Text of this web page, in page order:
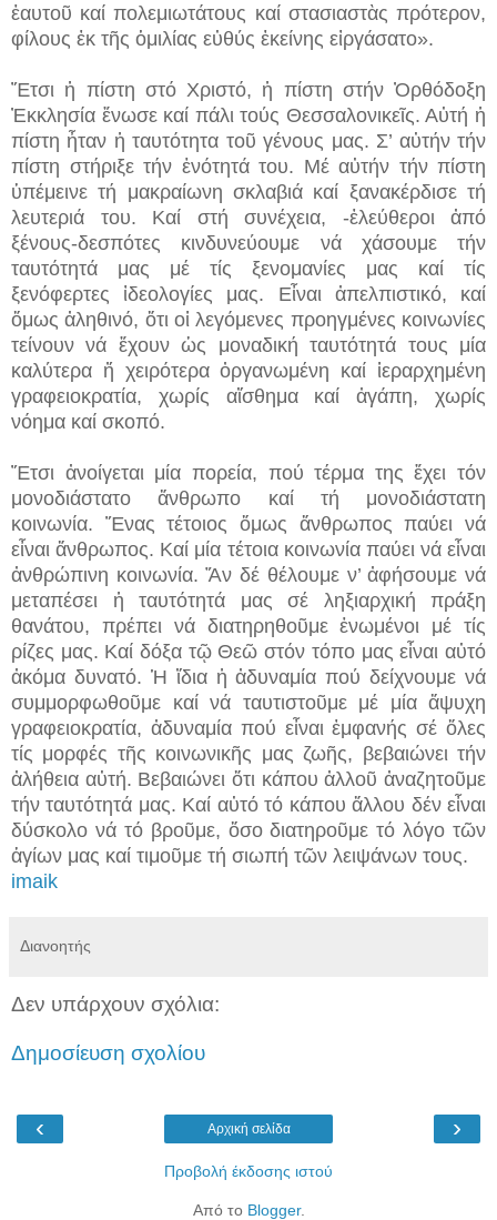
ἑαυτοῦ καί πολεμιωτάτους καί στασιαστὰς πρότερον,
φίλους ἐκ τῆς ὁμιλίας εὐθύς ἐκείνης εἰργάσατο».
Ἔτσι ἡ πίστη στό Χριστό, ἡ πίστη στήν Ὀρθόδοξη
Ἐκκλησία ἕνωσε καί πάλι τούς Θεσσαλονικεῖς. Αὐτή ἡ
πίστη ἦταν ἡ ταυτότητα τοῦ γένους μας. Σ’ αὐτήν τήν
πίστη στήριξε τήν ἑνότητά του. Μέ αὐτήν τήν πίστη
ὑπέμεινε τή μακραίωνη σκλαβιά καί ξανακέρδισε τή
λευτεριά του. Καί στή συνέχεια, -ἐλεύθεροι ἀπό
ξένους-δεσπότες κινδυνεύουμε νά χάσουμε τήν
ταυτότητά μας μέ τίς ξενομανίες μας καί τίς
ξενόφερτες ἰδεολογίες μας. Εἶναι ἀπελπιστικό, καί
ὅμως ἀληθινό, ὅτι οἱ λεγόμενες προηγμένες κοινωνίες
τείνουν νά ἔχουν ὡς μοναδική ταυτότητά τους μία
καλύτερα ἤ χειρότερα ὀργανωμένη καί ἱεραρχημένη
γραφειοκρατία, χωρίς αἴσθημα καί ἀγάπη, χωρίς
νόημα καί σκοπό.
Ἔτσι ἀνοίγεται μία πορεία, πού τέρμα της ἔχει τόν
μονοδιάστατο ἄνθρωπο καί τή μονοδιάστατη
κοινωνία. Ἕνας τέτοιος ὅμως ἄνθρωπος παύει νά
εἶναι ἄνθρωπος. Καί μία τέτοια κοινωνία παύει νά εἶναι
ἀνθρώπινη κοινωνία. Ἄν δέ θέλουμε ν’ ἀφήσουμε νά
μεταπέσει ἡ ταυτότητά μας σέ ληξιαρχική πράξη
θανάτου, πρέπει νά διατηρηθοῦμε ἑνωμένοι μέ τίς
ρίζες μας. Καί δόξα τῷ Θεῶ στόν τόπο μας εἶναι αὐτό
ἀκόμα δυνατό. Ἡ ἴδια ἡ ἀδυναμία πού δείχνουμε νά
συμμορφωθοῦμε καί νά ταυτιστοῦμε μέ μία ἄψυχη
γραφειοκρατία, ἀδυναμία πού εἶναι ἐμφανής σέ ὅλες
τίς μορφές τῆς κοινωνικῆς μας ζωῆς, βεβαιώνει τήν
ἀλήθεια αὐτή. Βεβαιώνει ὅτι κάπου ἀλλοῦ ἀναζητοῦμε
τήν ταυτότητά μας. Καί αὐτό τό κάπου ἄλλου δέν εἶναι
δύσκολο νά τό βροῦμε, ὅσο διατηροῦμε τό λόγο τῶν
ἁγίων μας καί τιμοῦμε τή σιωπή τῶν λειψάνων τους.
imaik
Διανοητής
Δεν υπάρχουν σχόλια:
Δημοσίευση σχολίου
‹ ›
Αρχική σελίδα
Προβολή έκδοσης ιστού
Από το Blogger.